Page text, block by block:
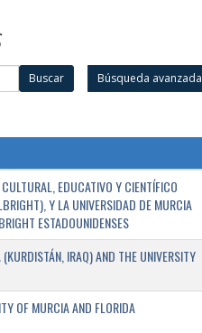
Buscar Búsqueda avanzada
EDUCATIVO Y CIENTÍFICO
Y LA UNIVERSIDAD DE MURCIA
ESTADOUNIDENSES
IRAQ) AND THE UNIVERSITY
OF MURCIA AND FLORIDA